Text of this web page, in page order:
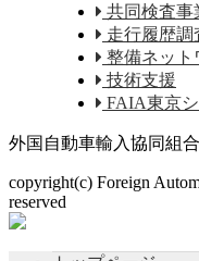
共同検査事
走行履歴調
整備ネット
技術支援
FAIA東京
外国自動車輸入協同組
copyright(c) Foreign
reserved